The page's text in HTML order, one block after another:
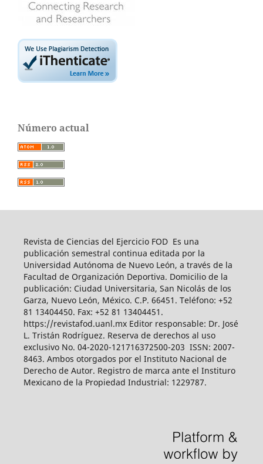
Número actual
Revista de Ciencias del Ejercicio FOD Es una
publicación semestral continua editada por la
Universidad Autónoma de Nuevo León, a través de la
Facultad de Organización Deportiva. Domicilio de la
publicación: Ciudad Universitaria, San Nicolás de los
Garza, Nuevo León, México. C.P. 66451. Teléfono: +52
81 13404450. Fax: +52 81 13404451.
https://revistafod.uanl.mx Editor responsable: Dr. José
L. Tristán Rodríguez. Reserva de derechos al uso
exclusivo No. 04-2020-121716372500-203 ISSN: 2007-
8463. Ambos otorgados por el Instituto Nacional de
Derecho de Autor. Registro de marca ante el Instituro
Mexicano de la Propiedad Industrial: 1229787.